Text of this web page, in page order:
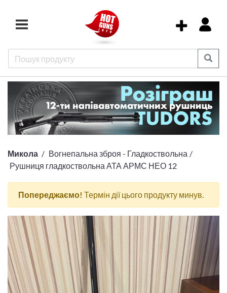
Микола
Вогнепальна зброя - Гладкоствольна
Рушниця гладкоствольна АТА АРМС НЕО 12
Попереджаємо! Термін дії цього продукту минув.